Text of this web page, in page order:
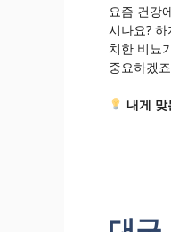
요즘 건강
시나요?
치한 비뇨
중요하겠
내게